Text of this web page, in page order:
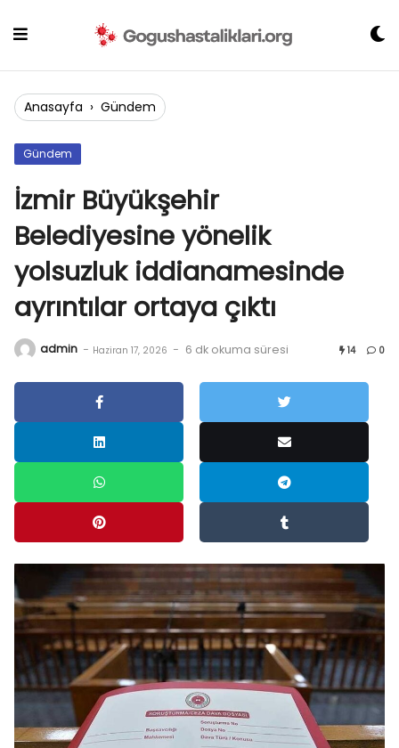
Anasayfa › Gündem
Gündem
İzmir Büyükşehir
Belediyesine yönelik
yolsuzluk iddianamesinde
ayrıntılar ortaya çıktı
admin - Haziran 17, 2026 - 6 dk okuma süresi 14 0